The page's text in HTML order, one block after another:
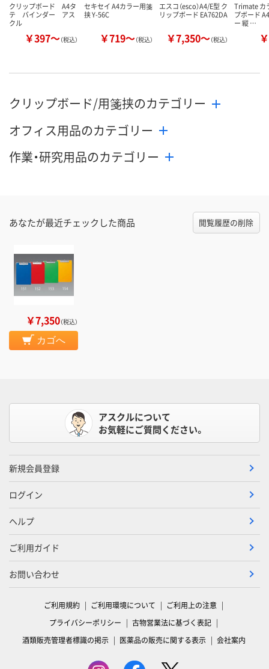
クリップボード A4タ
テ バインダー アス
クル
￥397～（税込）
セキセイ A4カラー用箋
挟 Y-56C
￥719～（税込）
エスコ（esco）A4/E型 ク
リップボード EA762DA
￥7,350～（税込）
Trimate カ
プボード
ー 縦 …
クリップボード/用箋挟のカテゴリー
オフィス用品のカテゴリー
作業・研究用品のカテゴリー
あなたが最近チェックした商品 閲覧履歴の削除
￥7,350（税込）
カゴへ
アスクルについて
お気軽にご質問ください。
新規会員登録
ログイン
ヘルプ
ご利用ガイド
お問い合わせ
ご利用規約 ご利用環境について
ご利用上の注意
プライバシーポリシー
古物営業法に基づく表記
酒類販売管理者標識の掲示
医薬品の販売に関する表示 会社案内